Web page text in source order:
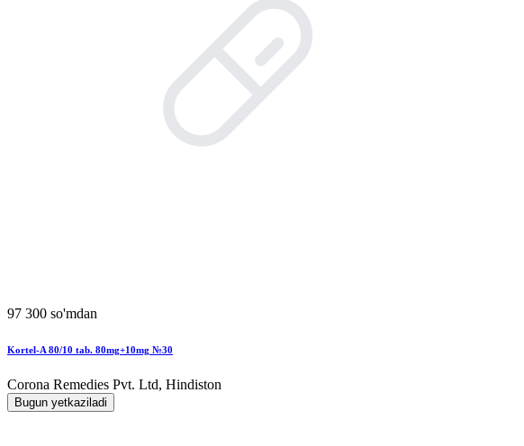
97 300 so'mdan
Kortel-A 80/10 tab. 80mg+10mg №30
Corona Remedies Pvt. Ltd, Hindiston
Bugun yetkaziladi